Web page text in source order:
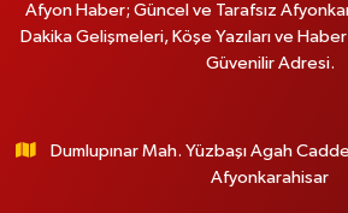
Afyon Haber; Güncel ve Tarafsız
Dakika Gelişmeleri, Köşe Yazıları ve
Güvenilir Adresi.
Dumlupınar Mah. Yüzbaşı Agah
Afyonkarahisar